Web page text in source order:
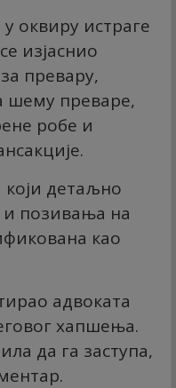
оквиру истраге
изјаснио
превару,
шему преваре,
робе и
детаљно
и позивања на
као
адвоката
хапшења.
да га заступа,